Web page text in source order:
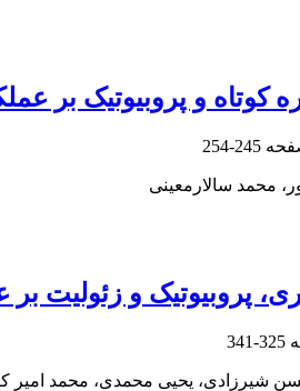
کوتاه و پروبیوتیک بر
245-254
محمد سالارمعینی
پروبیوتیک و
325-341
شیرزادی، یحیی محمدی، محمد امیر